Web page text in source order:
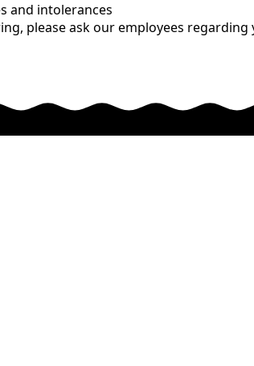
and intolerances
please ask our employees